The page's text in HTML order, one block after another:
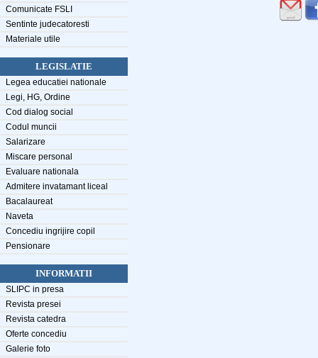
Comunicate FSLI
Sentinte judecatoresti
Materiale utile
LEGISLATIE
Legea educatiei nationale
Legi, HG, Ordine
Cod dialog social
Codul muncii
Salarizare
Miscare personal
Evaluare nationala
Admitere invatamant liceal
Bacalaureat
Naveta
Concediu ingrijire copil
Pensionare
INFORMATII
SLIPC in presa
Revista presei
Revista catedra
Oferte concediu
Galerie foto